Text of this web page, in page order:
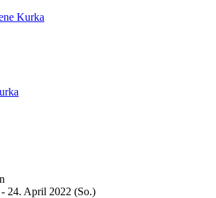
Kurka
- 24. April 2022 (So.)